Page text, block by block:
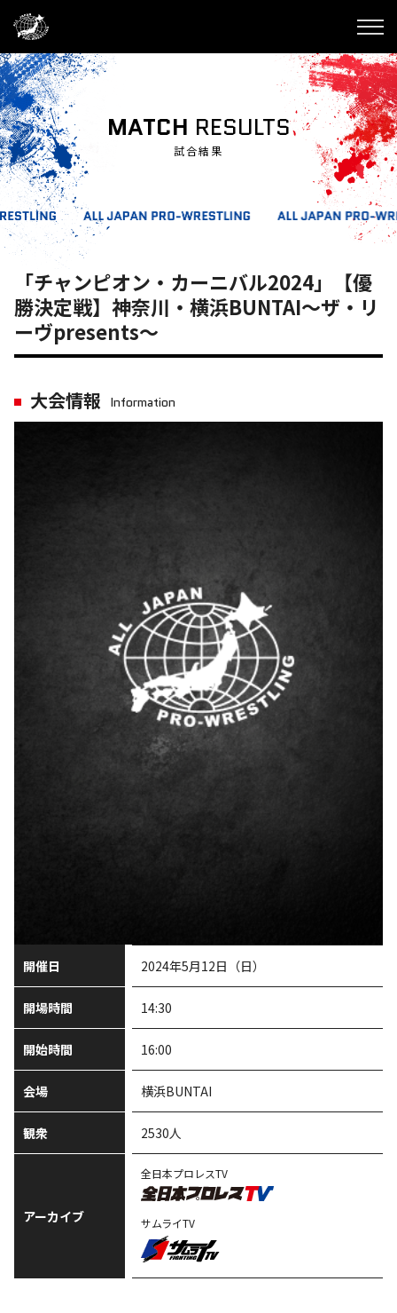
MATCH RESULTS
試合結果
「チャンピオン・カーニバル2024」【優
勝決定戦】神奈川・横浜BUNTAI～ザ・リ
ーヴpresents～
大会情報 Information
開催日 2024年5月12日（日）
開場時間 14:30
開始時間 16:00
会場 横浜BUNTAI
観衆 2530人
アーカイブ
全日本プロレスTV
サムライTV